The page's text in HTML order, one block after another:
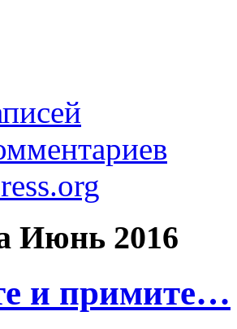
Июнь 2016
и примите…